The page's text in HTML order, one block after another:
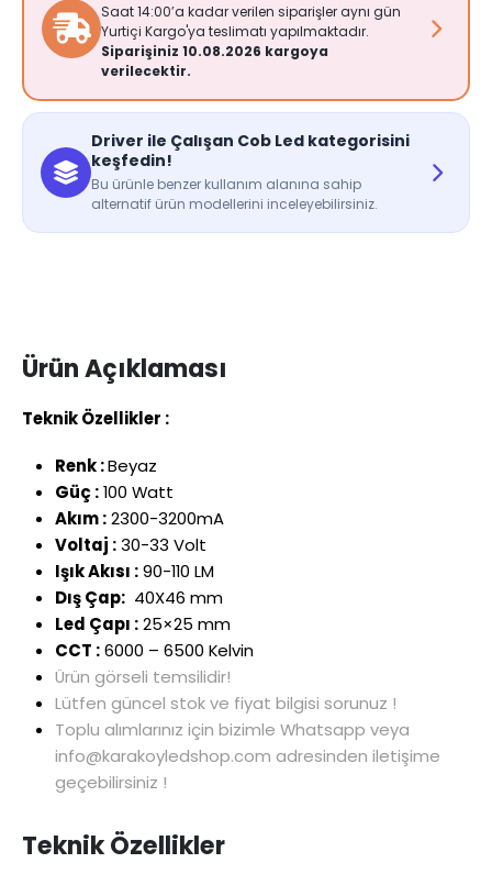
Saat 14:00’a kadar verilen siparişler aynı gün
Yurtiçi Kargo'ya teslimatı yapılmaktadır.
Siparişiniz 10.08.2026 kargoya
verilecektir.
Driver ile Çalışan Cob Led kategorisini
keşfedin!
Bu ürünle benzer kullanım alanına sahip
alternatif ürün modellerini inceleyebilirsiniz.
Ürün Açıklaması
Teknik Özellikler :
Renk :Beyaz
Güç :100 Watt
Akım :2300-3200mA
Voltaj :30-33 Volt
Işık Akısı :90-110 LM
Dış Çap:40X46 mm
Led Çapı :25×25 mm
CCT :6000 – 6500 Kelvin
Ürün görseli temsilidir!
Lütfen güncel stok ve fiyat bilgisi sorunuz !
Toplu alımlarınız için bizimle Whatsapp veya
info@karakoyledshop.com adresinden iletişime
geçebilirsiniz !
Teknik Özellikler